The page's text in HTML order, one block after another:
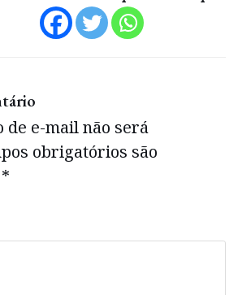
de e-mail não será
obrigatórios são
*